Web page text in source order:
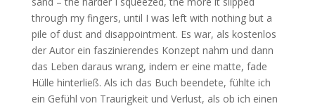
through my fingers, until I was left with nothing but a
pile of dust and disappointment. Es war, als kostenlos
der Autor ein faszinierendes Konzept nahm und dann
das Leben daraus wrang, indem er eine matte, fade
Hülle hinterließ. Als ich das Buch beendete, fühlte ich
ein Gefühl von Traurigkeit und Verlust, als ob ich einen